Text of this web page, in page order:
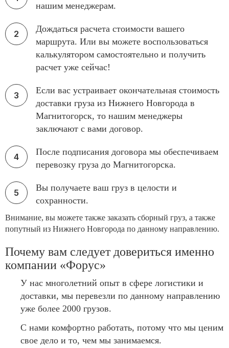
нашим менеджерам.
Дождаться расчета стоимости вашего
маршрута. Или вы можете воспользоваться
калькулятором самостоятельно и получить
расчет уже сейчас!
Если вас устраивает окончательная стоимость
доставки груза из Нижнего Новгорода в
Магнитогорск, то нашим менеджеры
заключают с вами договор.
После подписания договора мы обеспечиваем
перевозку груза до Магнитогорска.
Вы получаете ваш груз в целости и
сохранности.
Внимание, вы можете также заказать сборный груз, а также
попутный из Нижнего Новгорода по данному направлению.
Почему вам следует довериться именно
компании «Форус»
У нас многолетний опыт в сфере логистики и
доставки, мы перевезли по данному направлению
уже более 2000 грузов.
С нами комфортно работать, потому что мы ценим
свое дело и то, чем мы занимаемся.